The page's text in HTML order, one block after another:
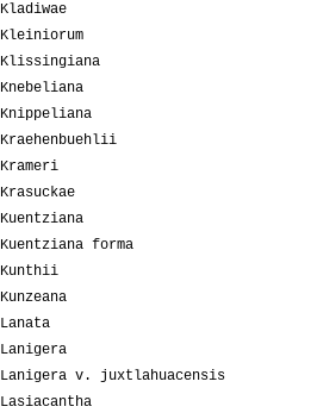
Kladiwae
Kleiniorum
Klissingiana
Knebeliana
Knippeliana
Kraehenbuehlii
Krameri
Krasuckae
Kuentziana
Kuentziana forma
Kunthii
Kunzeana
Lanata
Lanigera
Lanigera v. juxtlahuacensis
Lasiacantha